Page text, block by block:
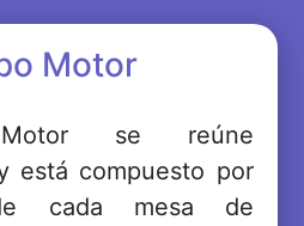
Motor
se reúne
está compuesto por
cada mesa de